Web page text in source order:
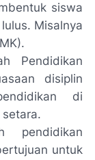
siswa
Misalnya
Pendidikan
disiplin
di
pendidikan
untuk